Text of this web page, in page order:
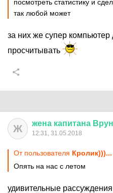
посмотреть статистику и
так любой может
за них же супер компьютер
просчитывать
Ж жена капитана
12:31, 31.05.2018
От пользователя Кролик)))...
Опять на нас с летом
удивительные